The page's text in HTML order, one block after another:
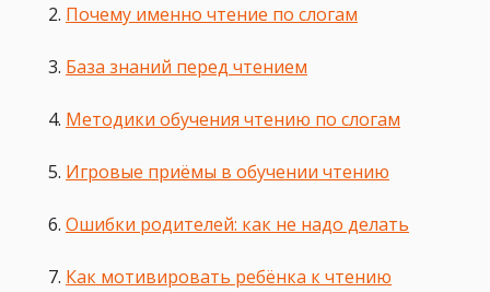
Почему именно чтение по слогам
База знаний перед чтением
Методики обучения чтению по слогам
Игровые приёмы в обучении чтению
Ошибки родителей: как не надо делать
Как мотивировать ребёнка к чтению